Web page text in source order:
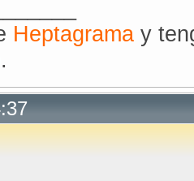
Heptagrama y
.